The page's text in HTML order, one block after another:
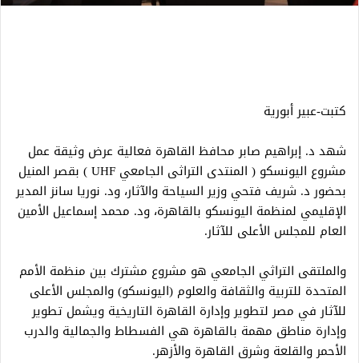
كتبت-عبير أبورية
شهد د. إبراهيم صابر محافظ القاهرة فعالية عرض وثيقة عمل
مشروع اليونسكو ( المنتدى التراثى الجامعي UHF ) بقصر المنيل
بحضور د. شريف فتحي وزير السياحة والآثار، ود. نوريا سانز المدير
الإقليمي لمنظمة اليونسكو بالقاهرة، ود. محمد إسماعيل الأمين
العام للمجلس الأعلى للآثار.
والملتقى التراثي الجامعي هو مشروع مشترك بين منظمة الأمم
المتحدة للتربية والثقافة والعلوم (اليونسكو) والمجلس الأعلى
للآثار في مصر لتطوير وإدارة القاهرة التاريخية ويشمل تطوير
وإدارة مناطق مهمة بالقاهرة هي الفسطاط والجمالية والدرب
الأحمر والقلعة وشرق القاهرة والأزهر.